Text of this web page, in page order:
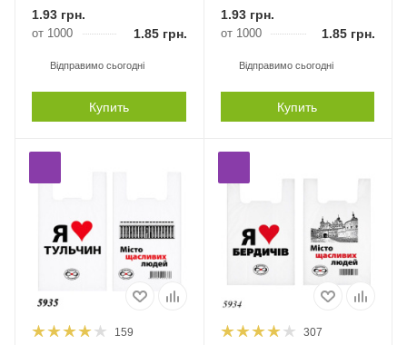
1.93 грн.
от 1000 1.85грн.
Відправимо сьогодні
Купить
1.93грн.
от 1000 1.85 грн.
Відправимо сьогодні
Купить
159 307